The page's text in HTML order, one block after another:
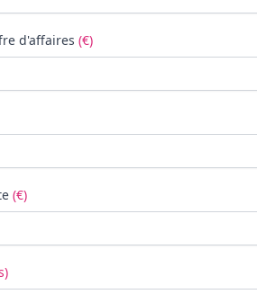
d'affaires (€)
(€)